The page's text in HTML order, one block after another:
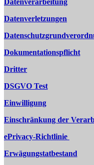
Datenverletzungen
Dokumentationspflicht
Dritter
DSGVO Test
Einwilligung
Einschränkung der
ePrivacy-Richtlinie
Erwägungstatbestand